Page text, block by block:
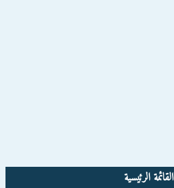
القائمة الرئيسية